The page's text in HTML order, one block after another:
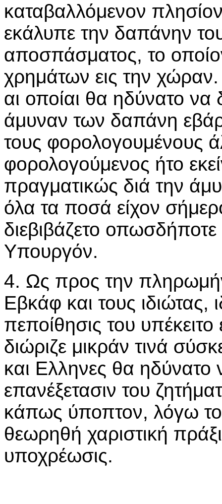
καταβαλλόμενον
εκάλυπε την δαπάνην
αποσπάσματος, το
χρημάτων εις την
αι οποίαι θα ηδύνατο να
άμυναν των δαπάνη
τους φορολογουμένους
φορολογούμενος ήτο
πραγματικώς διά την
όλα τα ποσά είχον
διεβιβάζετο
Υπουργόν.
4. Ως προς την
Εβκάφ και τους ιδιώτας,
πεποίθησις του
διώριζε μικράν τινά
και Ελληνες θα
επανέξετασιν του
κάπως ύποπτον, λόγω
θεωρηθή χαριστική
υποχρέωσις.